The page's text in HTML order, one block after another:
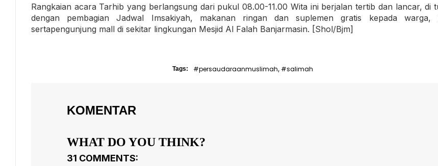
Rangkaian acara Tarhib yang berlangsung dari pukul 08.00-11.00 Wita ini berjalan tertib dan lancar, di
dengan pembagian Jadwal Imsakiyah, makanan ringan dan suplemen gratis kepada warga,
sertapengunjung mall di sekitar lingkungan Mesjid Al Falah Banjarmasin. [Shol/Bjm]
Tags: #persaudaraanmuslimah, #salimah
KOMENTAR
WHAT DO YOU THINK?
31 COMMENTS: